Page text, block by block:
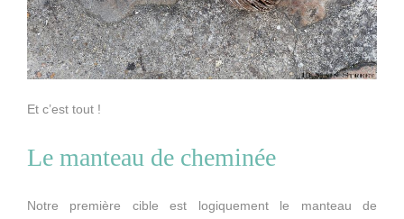
Et c’est tout !
Le manteau de cheminée
Notre première cible est logiquement le manteau de